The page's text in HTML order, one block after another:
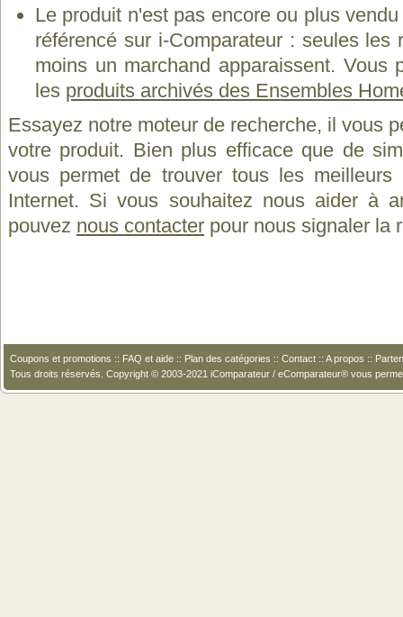
Le produit n'est pas encore ou plus
référencé sur i-Comparateur : seules les
moins un marchand apparaissent. Vous
les produits archivés des Ensembles
Essayez notre moteur de recherche, il vous
votre produit. Bien plus efficace que de
vous permet de trouver tous les
Internet. Si vous souhaitez nous aider à
pouvez nous contacter pour nous signaler la
Coupons et promotions :: FAQ et aide :: Plan des catégories :: Contact :: A propos ::
Tous droits réservés. Copyright © 2003-2021 iComparateur / eComparateur® vous